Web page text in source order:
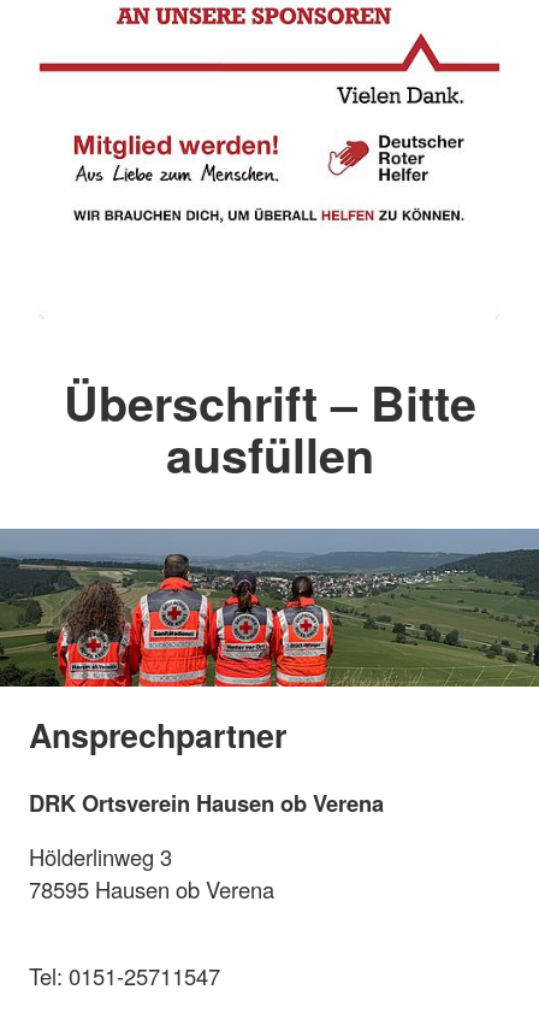
Überschrift – Bitte
ausfüllen
Ansprechpartner
DRK Ortsverein Hausen ob Verena
Hölderlinweg 3
78595 Hausen ob Verena
Tel: 0151-25711547